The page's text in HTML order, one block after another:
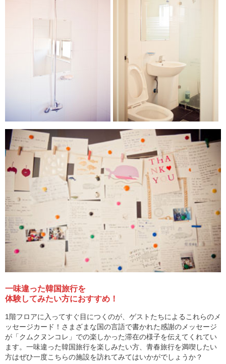
一味違った韓国旅行を
体験してみたい方におすすめ！
1階フロアに入ってすぐ目につくのが、ゲストたちによるこれらのメ
ッセージカード！さまざまな国の言語で書かれた感謝のメッセージ
が「クムクヌンコレ」での楽しかった滞在の様子を伝えてくれてい
ます。一味違った韓国旅行を楽しみたい方、青春旅行を満喫したい
方はぜひ一度こちらの施設を訪れてみてはいかがでしょうか？